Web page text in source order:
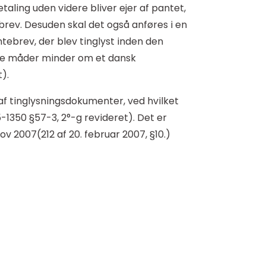
uden videre bliver ejer af pantet,
Desuden skal det også anføres i en
der blev tinglyst inden den
måder minder om et dansk
tinglysningsdokumenter, ved hvilket
§57-3, 2°-g revideret). Det er
af 20. februar 2007, §10.)